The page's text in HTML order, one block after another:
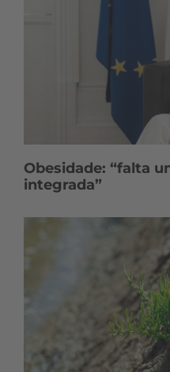
Obesidade: “falta
integrada”